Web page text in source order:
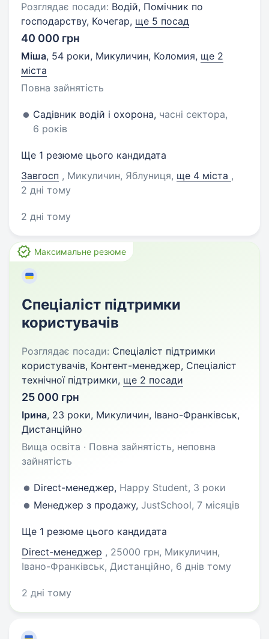
Розглядає посади: Водій, Помічник по
господарству, Кочегар, ще 5 посад
40 000 грн
Міша, 54 роки, Микуличин, Коломия, ще 2
міста
Повна зайнятість
Садівник водій і охорона, часні сектора,
6 років
Ще 1 резюме цього кандидата
Завгосп , Микуличин, Яблуниця, ще 4 міста ,
2 дні тому
2 дні тому
Максимальне резюме
Спеціаліст підтримки
користувачів
Розглядає посади: Спеціаліст підтримки
користувачів, Контент-менеджер, Спеціаліст
технічної підтримки, ще 2 посади
25 000 грн
Ірина, 23 роки, Микуличин, Івано-Франківськ,
Дистанційно
Вища освіта · Повна зайнятість, неповна
зайнятість
Direct-менеджер, Happy Student, 3 роки
Менеджер з продажу, JustSchool, 7 місяців
Ще 1 резюме цього кандидата
Direct-менеджер , 25000 грн, Микуличин,
Івано-Франківськ, Дистанційно, 6 днів тому
2 дні тому